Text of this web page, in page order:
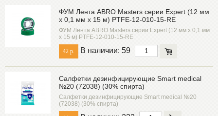
ФУМ Лента ABRO Masters серии Expert (12 мм
х 0,1 мм х 15 м) PTFE-12-010-15-RE
ФУМ Лента ABRO Masters серии Expert (12 мм х 0,1 мм
х 15 м) PTFE-12-010-15-RE
42 р. В наличии: 59
Салфетки дезинфицирующие Smart medical
№20 (72038) (30% спирта)
Салфетки дезинфицирующие Smart medical №20
(72038) (30% спирта)